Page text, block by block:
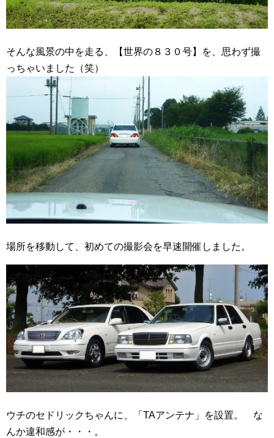
そんな風景の中を走る、【世界の８３０号】を、思わず撮
っちゃいました（笑）
場所を移動して、初めての撮影会を早速開催しました。
ウチのセドリックちゃんに、「TAアンテナ」を設置。 な
んか違和感が・・・。